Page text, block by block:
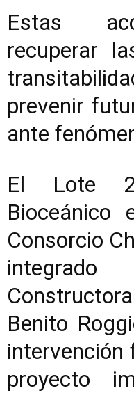
Estas
recuperar
prevenir
ante
El Lote
Bioceánico
Consorcio
Benito
intervención
proyecto